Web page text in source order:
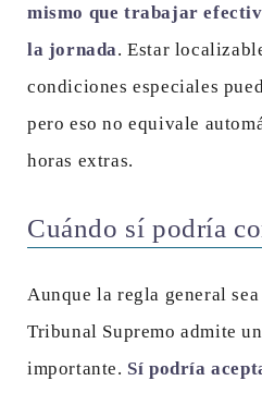
mismo que trabajar
la jornada. Estar
condiciones especiales
pero eso no equivale
horas extras.
Cuándo sí podría
Aunque la regla general
Tribunal Supremo admite
importante. Sí podría